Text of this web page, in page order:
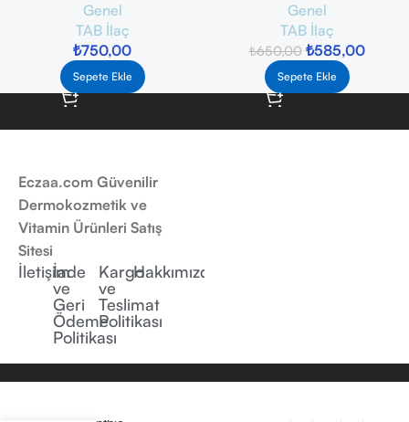
Kapsül
Genel
TAB İlaç
₺750,00
Sepete Ekle
Takviye Edici Gıda 30 Servis
Genel
TAB İlaç
₺650,00 ₺585,00
Sepete Ekle
Eczaa.com Güvenilir
Dermokozmetik ve
Vitamin Ürünleri Satış
Sitesi
İletişimİade
ve
Geri
Ödeme
Politikası
Kargo
ve
Teslimat
Politikası
Hakkımızda